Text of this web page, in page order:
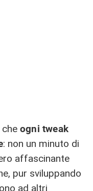
ogni tweak
: non un minuto di
affascinante
pur sviluppando
ad altri